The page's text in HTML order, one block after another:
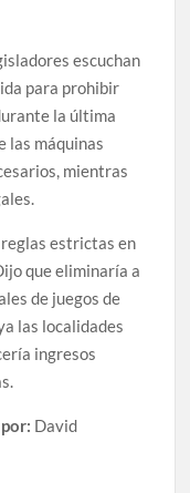
escuchan
para prohibir
la última
las máquinas
mientras
estrictas en
que eliminaría a
de juegos de
las localidades
ingresos
David